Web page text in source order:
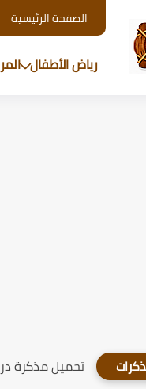
الصفحة الرئيسية
رياض الأطفال
تحميل مذكرة